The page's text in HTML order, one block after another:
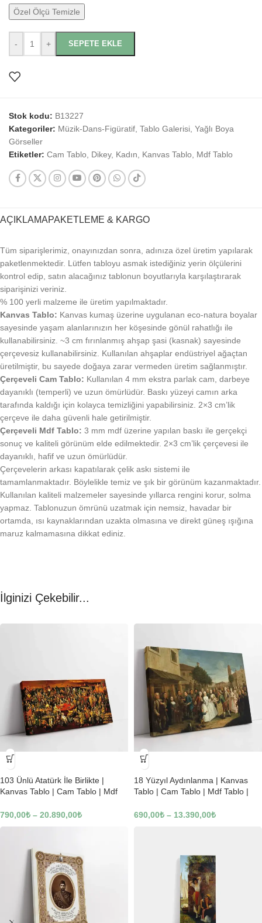
Özel Ölçü Temizle
- + SEPETE EKLE
Stok kodu: B13227
Kategoriler: Müzik-Dans-Figüratif Tablo Galerisi Yağlı Boya
Görseller
Etiketler: Cam Tablo Dikey, Kadın Kanvas Tablo Mdf Tablo
AÇIKLAMAPAKETLEME & KARGO
Tüm siparişlerimiz, onayınızdan sonra, adınıza özel üretim yapılarak
paketlenmektedir. Lütfen tabloyu asmak istediğiniz yerin ölçülerini
kontrol edip, satın alacağınız tablonun boyutlarıyla karşılaştırarak
siparişinizi veriniz.
% 100 yerli malzeme ile üretim yapılmaktadır.
Kanvas Tablo: Kanvas kumaş üzerine uygulanan eco-natura boyalar
sayesinde yaşam alanlarınızın her köşesinde gönül rahatlığı ile
kullanabilirsiniz. ~3 cm fırınlanmış ahşap şasi (kasnak) sayesinde
çerçevesiz kullanabilirsiniz. Kullanılan ahşaplar endüstriyel ağaçtan
üretilmiştir, bu sayede doğaya zarar vermeden üretim sağlanmıştır.
Çerçeveli Cam Tablo: Kullanılan 4 mm ekstra parlak cam, darbeye
dayanıklı (temperli) ve uzun ömürlüdür. Baskı yüzeyi camın arka
tarafında kaldığı için kolayca temizliğini yapabilirsiniz. 2×3 cm’lik
çerçeve ile daha güvenli hale getirilmiştir.
Çerçeveli Mdf Tablo: 3 mm mdf üzerine yapılan baskı ile gerçekçi
sonuç ve kaliteli görünüm elde edilmektedir. 2×3 cm’lik çerçevesi ile
dayanıklı, hafif ve uzun ömürlüdür.
Çerçevelerin arkası kapatılarak çelik askı sistemi ile
tamamlanmaktadır. Böylelikle temiz ve şık bir görünüm kazanmaktadır.
Kullanılan kaliteli malzemeler sayesinde yıllarca rengini korur, solma
yapmaz. Tablonuzun ömrünü uzatmak için nemsiz, havadar bir
ortamda, ısı kaynaklarından uzakta olmasına ve direkt güneş ışığına
maruz kalmamasına dikkat ediniz.
İlginizi Çekebilir...
-23%
103 Ünlü Atatürk İle Birlikte |
Kanvas Tablo | Cam Tablo | Mdf
790,00₺ – 20.890,00₺
-23%
18 Yüzyıl Aydınlanma | Kanvas
Tablo | Cam Tablo | Mdf Tablo |
690,00₺ – 13.390,00₺